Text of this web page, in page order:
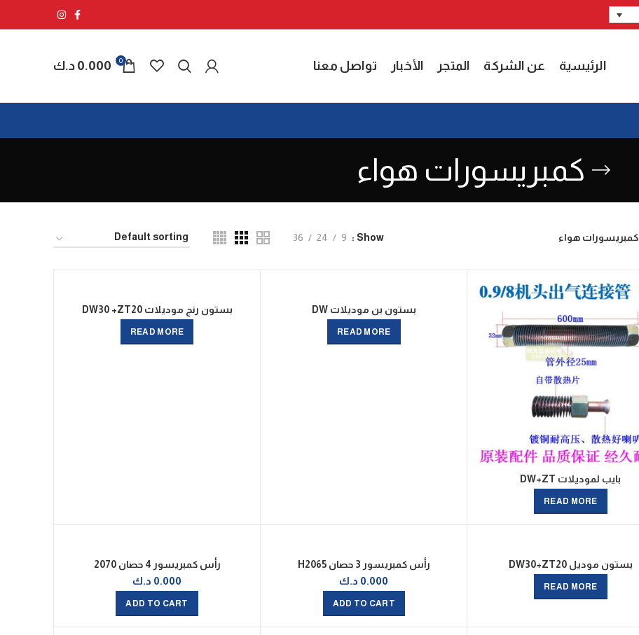
الرئيسية عن الشركة المتجر الأخبار تواصل معنا 0
0.000 د.ك
كمبريسورات هواء
كمبريسورات هواء Show
9
24
36
بايب لموديلات DW+ZT
READ MORE
بستون بن موديلات DW
READ MORE
بستون رنج موديلات DW30 +ZT20
READ MORE
بستون موديل DW30+ZT20
READ MORE
رأس كمبريسور 3 حصان H2065
0.000 د.ك
ADD TO CART
رأس كمبريسور 4 حصان 2070
0.000 د.ك
ADD TO CART